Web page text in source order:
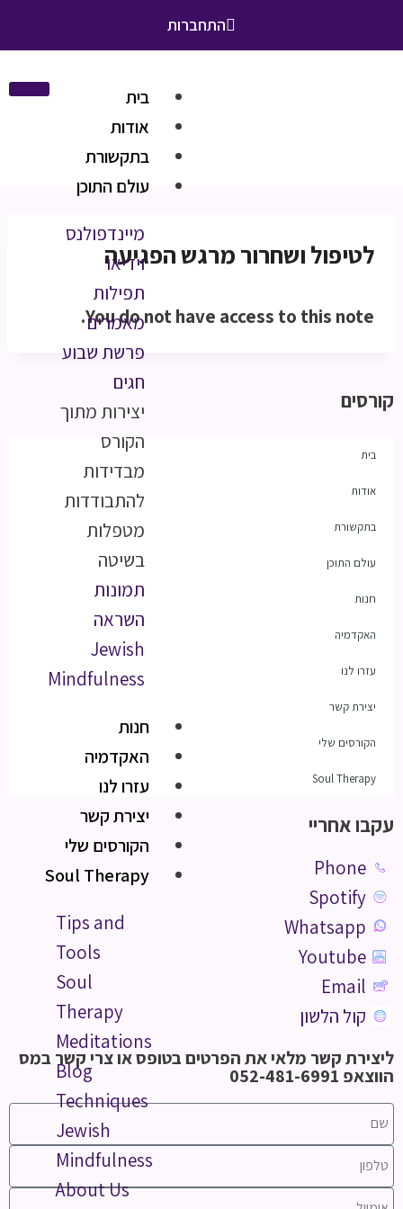
התחברות
בית
אודות
בתקשורת
עולם התוכן
מיינדפולנס
וידיאו
תפילות
מאמרים
פרשת שבוע
חגים
יצירות מתוך
הקורס
מבדידות
להתבודדות
מטפלות
בשיטה
תמונות
השראה
Jewish
Mindfulness
חנות
האקדמיה
עזרו לנו
יצירת קשר
הקורסים שלי
Soul Therapy
Tips and
Tools
Soul
Therapy
Meditations
Blog
Techniques
Jewish
Mindfulness
About Us
לטיפול ושחרור מרגש הפגיעה
You do not have access to this note.
קורסים
בית
אודות
בתקשורת
עולם התוכן
חנות
האקדמיה
עזרו לנו
יצירת קשר
הקורסים שלי
Soul Therapy
עקבו אחריי
Phone
Spotify
Whatsapp
Youtube
Email
קול הלשון
ליצירת קשר מלאי את הפרטים בטופס או צרי קשר במס
הווצאפ 052-481-6991